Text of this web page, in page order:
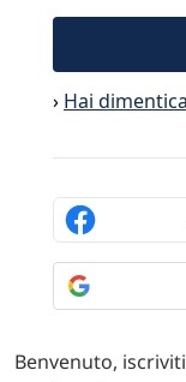
Benvenuto,